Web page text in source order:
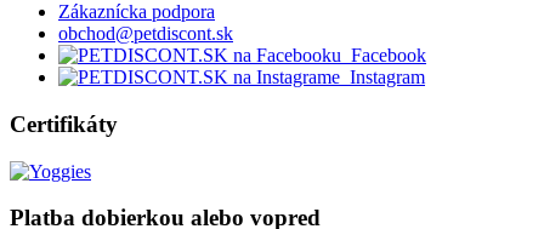
Zákaznícka podpora
obchod@petdiscont.sk
Facebook
Instagram
Certifikáty
Platba dobierkou alebo vopred